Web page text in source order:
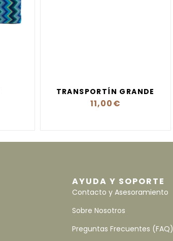
TRANSPORTÍN GRANDE
11,00€
AYUDA Y SOPORTE
Contacto y Asesoramiento
Sobre Nosotros
Preguntas Frecuentes (FAQ)